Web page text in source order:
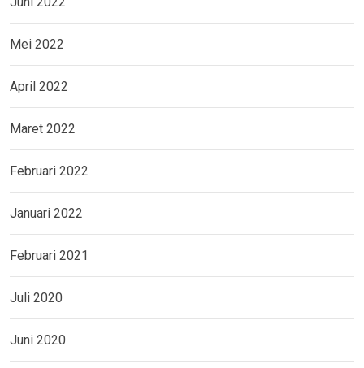
Mei 2022
April 2022
Maret 2022
Februari 2022
Januari 2022
Februari 2021
Juli 2020
Juni 2020